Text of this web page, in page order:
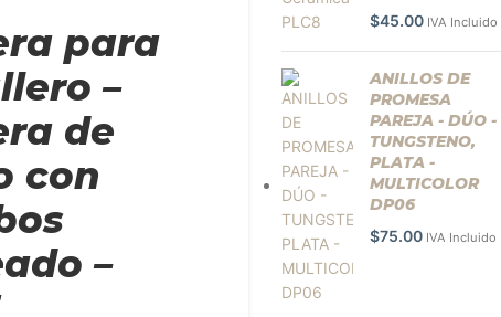
para
–
de
con
–
$45.00 IVA Incluido
ANILLOS DE
PROMESA
PAREJA - DÚO -
TUNGSTENO,
PLATA -
MULTICOLOR
DP06
$75.00 IVA Incluido